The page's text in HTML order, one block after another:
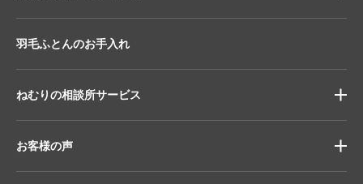
羽毛ふとんのお手入れ
ねむりの相談所サービス
お客様の声